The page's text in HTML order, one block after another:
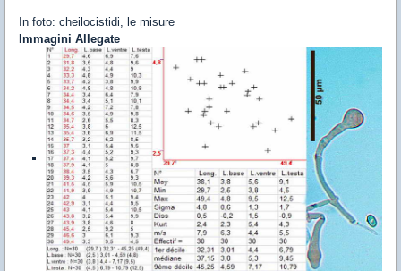
In foto: cheilocistidi, le misure
Immagini Allegate